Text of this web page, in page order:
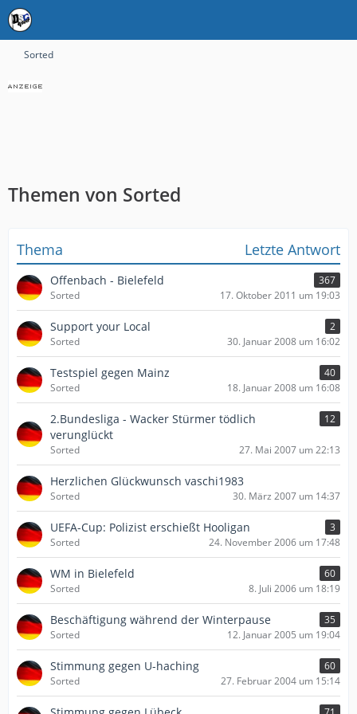
Sorted
Themen von Sorted
Thema Letzte Antwort
Offenbach - Bielefeld
367
Sorted
17. Oktober 2011 um 19:03
Support your Local
2
Sorted
30. Januar 2008 um 16:02
Testspiel gegen Mainz
40
Sorted
18. Januar 2008 um 16:08
2.Bundesliga - Wacker Stürmer tödlich
verunglückt
12
Sorted 27. Mai 2007 um 22:13
Herzlichen Glückwunsch vaschi1983
Sorted 30. März 2007 um 14:37
UEFA-Cup: Polizist erschießt Hooligan
3
Sorted
24. November 2006 um 17:48
WM in Bielefeld
60
Sorted
8. Juli 2006 um 18:19
Beschäftigung während der Winterpause
35
Sorted
12. Januar 2005 um 19:04
Stimmung gegen U-haching
60
Sorted
27. Februar 2004 um 15:14